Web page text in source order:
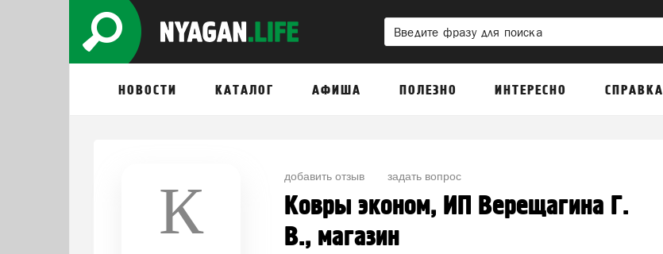
НОВОСТИ КАТАЛОГ АФИША ПОЛЕЗНО ИНТЕРЕСНО СПРАВКА
К добавить отзыв задать вопрос
Ковры эконом, ИП Верещагина Г.
В., магазин